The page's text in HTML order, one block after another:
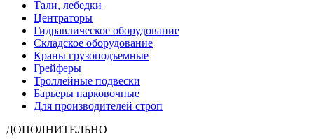
Тали, лебедки
Центраторы
Гидравлическое оборудование
Складское оборудование
Краны грузоподъемные
Грейферы
Троллейные подвески
Барьеры парковочные
Для производителей строп
ДОПОЛНИТЕЛЬНО